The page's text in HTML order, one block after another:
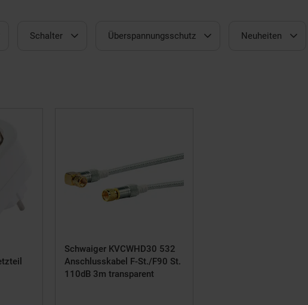
Schalter Überspannungsschutz Neuheiten
Schwaiger KVCWHD30 532
Anschlusskabel F-St./F90 St.
110dB 3m transparent